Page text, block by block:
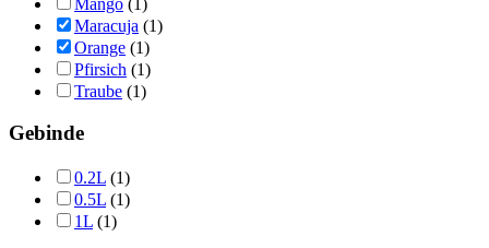
Maracuja (1)
Orange (1)
Pfirsich (1)
Traube (1)
Gebinde
0.2L (1)
0.5L (1)
1L (1)